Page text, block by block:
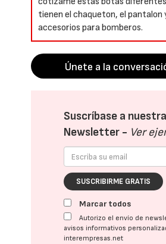
tienen el chaqueton, el pantalon
accesorios para bomberos.
Únete a la
Suscríbase a nuestra
Newsletter - Ver
SUSCRIBIRME GRATIS
Marcar todos
Autorizo el envío de
avisos informativos
interempresas.net